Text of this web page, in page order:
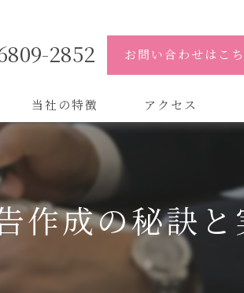
2852 お問い合わせはこ
当社の特徴
代理店
バイトル
アクセス
株式会社AOA 東京
株式会社AOA 南森
作成の秘訣と